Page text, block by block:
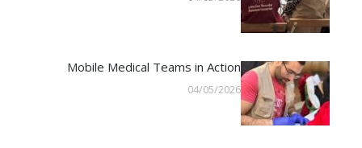
Mobile Medical Teams in Action
04/05/2026